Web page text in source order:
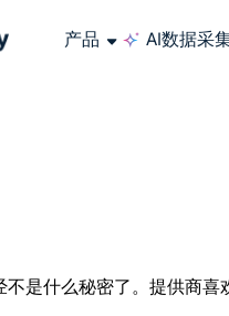
产品 AI数据采
是什么秘密了。提供商